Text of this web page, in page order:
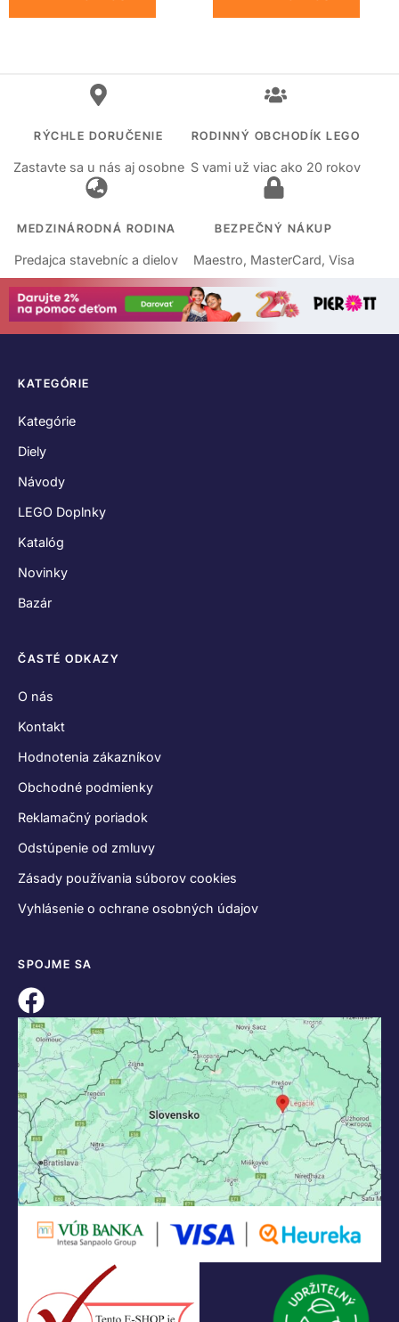
RÝCHLE DORUČENIE
Zastavte sa u nás aj osobne
RODINNÝ OBCHODÍK LEGO
S vami už viac ako 20 rokov
MEDZINÁRODNÁ RODINA
Predajca stavebníc a dielov
BEZPEČNÝ NÁKUP
Maestro, MasterCard, Visa
KATEGÓRIE
Kategórie
Diely
Návody
LEGO Doplnky
Katalóg
Novinky
Bazár
ČASTÉ ODKAZY
O nás
Kontakt
Hodnotenia zákazníkov
Obchodné podmienky
Reklamačný poriadok
Odstúpenie od zmluvy
Zásady používania súborov cookies
Vyhlásenie o ochrane osobných údajov
SPOJME SA